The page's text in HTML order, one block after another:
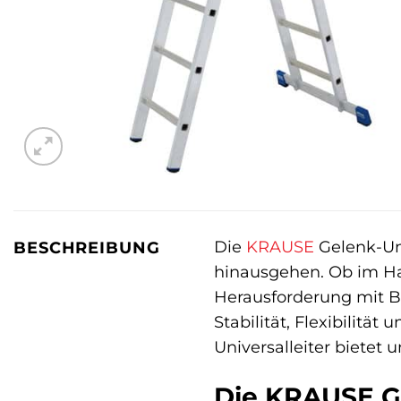
BESCHREIBUNG Die KRAUSE Gelenk-
hinausgehen. Ob im
Herausforderung mit
Stabilität, Flexibilität
Universalleiter bietet